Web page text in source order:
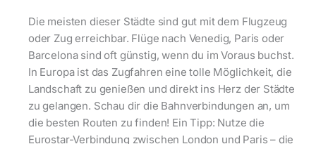
Die meisten dieser Städte sind gut mit dem Flugzeug
oder Zug erreichbar. Flüge nach Venedig, Paris oder
Barcelona sind oft günstig, wenn du im Voraus buchst.
In Europa ist das Zugfahren eine tolle Möglichkeit, die
Landschaft zu genießen und direkt ins Herz der Städte
zu gelangen. Schau dir die Bahnverbindungen an, um
die besten Routen zu finden! Ein Tipp: Nutze die
Eurostar-Verbindung zwischen London und Paris – die